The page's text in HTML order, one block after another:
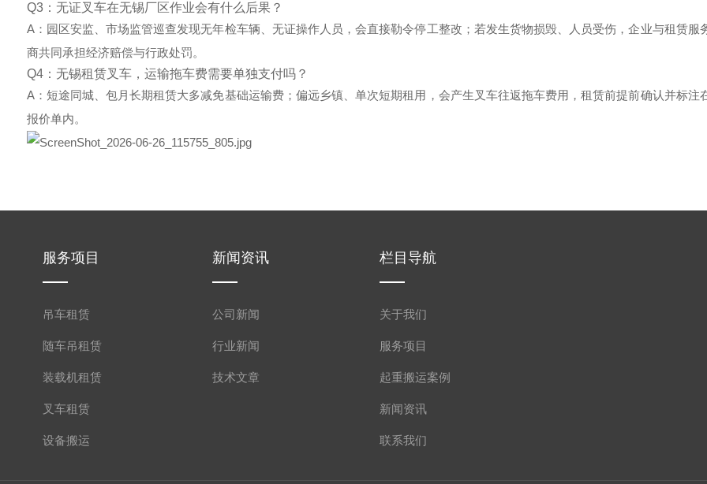
Q3：无证叉车在无锡厂区作业会有什么后果？
A：园区安监、市场监管巡查发现无年检车辆、无证操作人员，会直接勒令停工整改；若发生货物损毁、人员受伤，企业与租赁服
商共同承担经济赔偿与行政处罚。
Q4：无锡租赁叉车，运输拖车费需要单独支付吗？
A：短途同城、包月长期租赁大多减免基础运输费；偏远乡镇、单次短期租用，会产生叉车往返拖车费用，租赁前提前确认并标注
报价单内。
服务项目
吊车租赁
随车吊租赁
装载机租赁
叉车租赁
设备搬运
新闻资讯
公司新闻
行业新闻
技术文章
栏目导航
关于我们
服务项目
起重搬运案例
新闻资讯
联系我们